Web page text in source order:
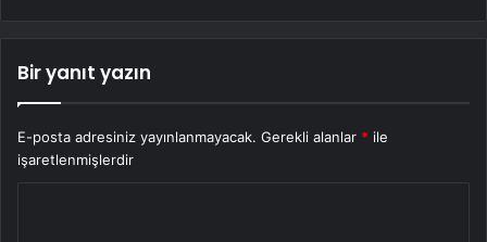
Bir yanıt yazın
E-posta adresiniz yayınlanmayacak. Gerekli alanlar * ile
işaretlenmişlerdir